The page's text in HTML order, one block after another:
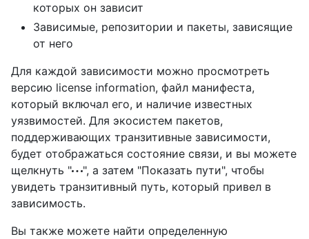
которых он зависит
Зависимые, репозитории и пакеты, зависящие
от него
Для каждой зависимости можно просмотреть
версию license information, файл манифеста,
который включал его, и наличие известных
уязвимостей. Для экосистем пакетов,
поддерживающих транзитивные зависимости,
будет отображаться состояние связи, и вы можете
щелкнуть "
", а затем "Показать пути", чтобы
увидеть транзитивный путь, который привел в
зависимость.
Вы также можете найти определенную